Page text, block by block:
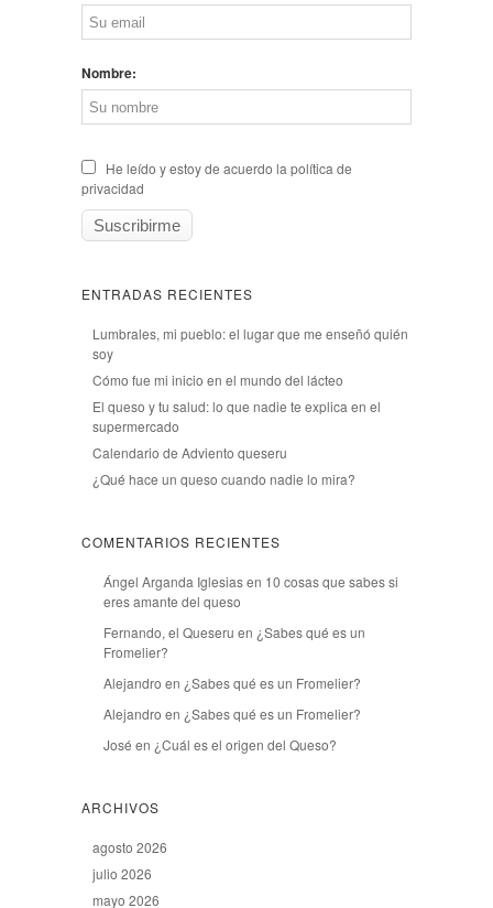
Nombre:
He leído y estoy de acuerdo la política de
privacidad
ENTRADAS RECIENTES
Lumbrales, mi pueblo: el lugar que me enseñó quién
soy
Cómo fue mi inicio en el mundo del lácteo
El queso y tu salud: lo que nadie te explica en el
supermercado
Calendario de Adviento queseru
¿Qué hace un queso cuando nadie lo mira?
COMENTARIOS RECIENTES
Ángel Arganda Iglesiasen 10 cosas que sabes si
eres amante del queso
Fernando, el Queseru en ¿Sabes qué es un
Fromelier?
Alejandro en ¿Sabes qué es un Fromelier?
Alejandro en ¿Sabes qué es un Fromelier?
José en ¿Cuál es el origen del Queso?
ARCHIVOS
agosto 2026
julio 2026
mayo 2026